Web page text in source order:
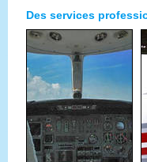
Des services